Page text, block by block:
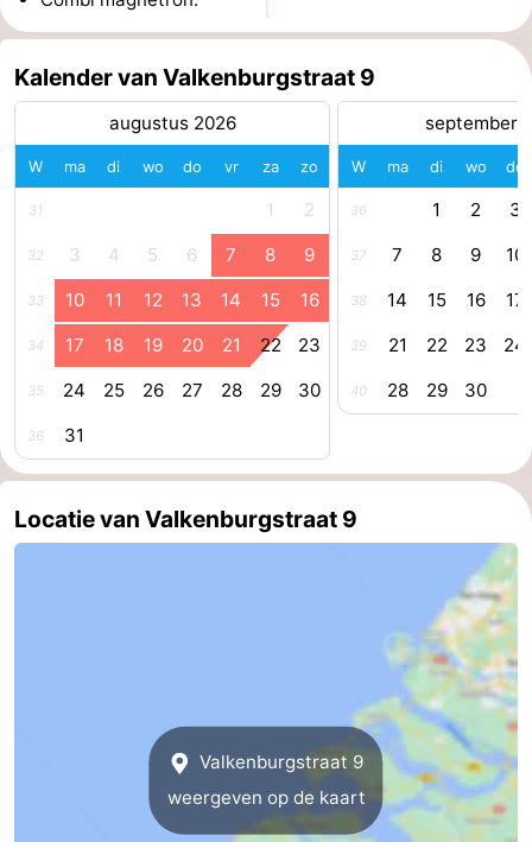
Kop
van
Schouwen
-
Veere
Natuur
Oranjezon
-
Oostkapelle
Natuur
de
Mantelingen
Domburg
Westkapelle
Walcherse
bos
Dishoek
-
Vlissingen
-
Kalender van Valkenburgstraat 9
augustus 2026
W ma di wo do vr za zo
31 1 2
32 3 4 5 6 7 8 9
33 10 11 12 13 14 15 16
34 17 18 19 20 21 22 23
35 24 25 26 27 28 29 30
36 31
september
W ma di wo do
36 1 2 3
37 7 8 9 10
38 14 15 16 17
39 21 22 23 24
40 28 29 30
Locatie van Valkenburgstraat 9
Valkenburgstraat 9
weergeven op de kaart